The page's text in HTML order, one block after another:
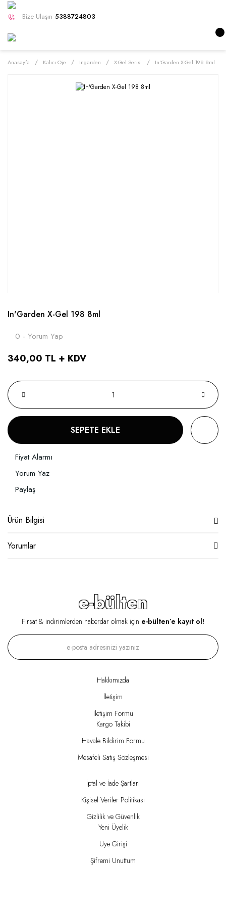
Bize Ulaşın 5388724803
Anasayfa Kalıcı Oje Ingarden X-Gel Serisi In'Garden X-Gel 198 8ml
In'Garden X-Gel 198 8ml
0 - Yorum Yap
340,00 TL + KDV
SEPETE EKLE
Fiyat Alarmı
Yorum Yaz
Paylaş
Ürün Bilgisi
Yorumlar
e-bülten
Fırsat & indirimlerden haberdar olmak için e-bülten’e kayıt ol!
Hakkımızda
İletişim
İletişim Formu
Kargo Takibi
Havale Bildirim Formu
Mesafeli Satış Sözleşmesi
İptal ve İade Şartları
Kişisel Veriler Politikası
Gizlilik ve Güvenlik
Yeni Üyelik
Üye Girişi
Şifremi Unuttum